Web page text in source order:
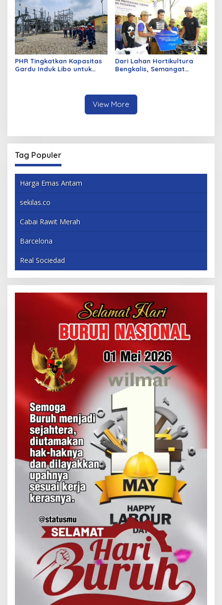
PHR Tingkatkan Kapasitas
Gardu Induk Libo untuk
Dari Lahan Hortikultura
Bengkalis, Semangat
View More
Tag Populer
Harga Emas Antam
sekilas.co
Cabai Rawit Merah
Barcelona
Real Sociedad